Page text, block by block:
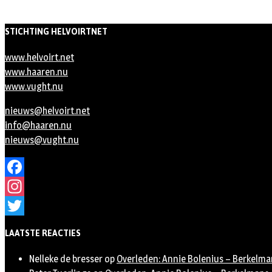
STICHTING HELVOIRTNET
www.helvoirt.net
www.haaren.nu
www.vught.nu
nieuws@helvoirt.net
info@haaren.nu
nieuws@vught.nu
Facebook
Instagram
LAATSTE REACTIES
Nelleke de bresser op Overleden: Annie Bolenius –